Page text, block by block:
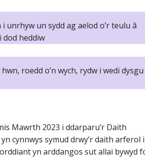
un sydd ag aelod o’r teulu â
dod heddiw
roedd o’n wych, rydw i wedi dysgu
Mawrth 2023 i ddarparu’r Daith
cynnwys symud drwy’r daith arferol i
yn arddangos sut allai bywyd